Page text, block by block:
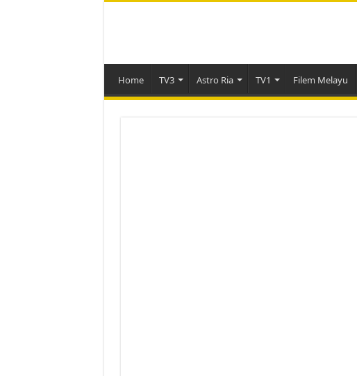
Home TV3 Astro Ria TV1 Filem Melayu